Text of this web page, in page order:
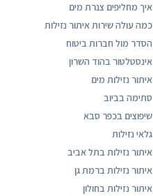
איך מחליפים צנרת מים
כמה עולה שירות איתור נזילות
הסדר מול חברות ביטוח
אינסטלטור בהוד השרון
איתור נזילות מים
סתימה בביוב
שיפוצים בכפר סבא
גלאי נזילות
איתור נזילות בתל אביב
איתור נזילות ברמת גן
איתור נזילות בחולון